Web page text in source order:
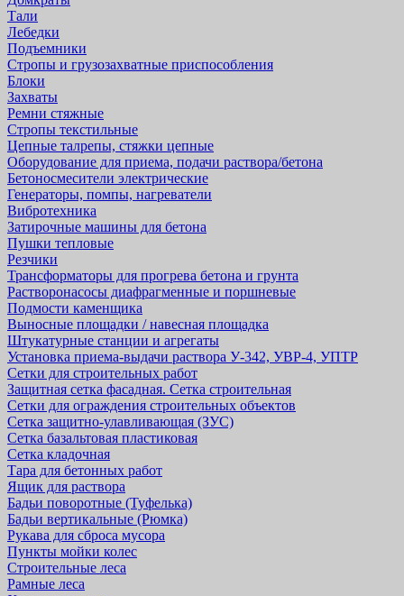
Тали
Лебедки
Подъемники
Стропы и грузозахватные приспособления
Блоки
Захваты
Ремни стяжные
Стропы текстильные
Цепные талрепы, стяжки цепные
Оборудование для приема, подачи раствора/бетона
Бетоносмесители электрические
Генераторы, помпы, нагреватели
Вибротехника
Затирочные машины для бетона
Пушки тепловые
Резчики
Трансформаторы для прогрева бетона и грунта
Растворонасосы диафрагменные и поршневые
Подмости каменщика
Выносные площадки / навесная площадка
Штукатурные станции и агрегаты
Установка приема-выдачи раствора У-342, УВР-4, УПТР
Сетки для строительных работ
Защитная cетка фасадная. Сетка строительная
Сетки для ограждения строительных объектов
Сетка защитно-улавливающая (ЗУС)
Сетка базальтовая пластиковая
Сетка кладочная
Тара для бетонных работ
Ящик для раствора
Бадьи поворотные (Туфелька)
Бадьи вертикальные (Рюмка)
Рукава для сброса мусора
Пункты мойки колес
Строительные леса
Рамные леса